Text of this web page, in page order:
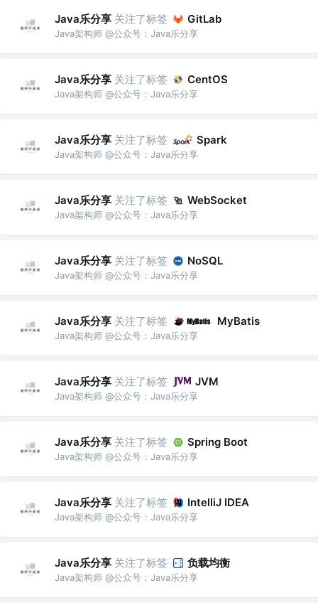
Java乐分享 关注了标签 GitLab
Java架构师 @公众号：Java乐分享
Java乐分享 关注了标签 CentOS
Java架构师 @公众号：Java乐分享
Java乐分享 关注了标签 Spark
Java架构师 @公众号：Java乐分享
Java乐分享 关注了标签 WebSocket
Java架构师 @公众号：Java乐分享
Java乐分享 关注了标签 NoSQL
Java架构师 @公众号：Java乐分享
Java乐分享 关注了标签 MyBatis
Java架构师 @公众号：Java乐分享
Java乐分享 关注了标签 JVM
Java架构师 @公众号：Java乐分享
Java乐分享 关注了标签 Spring Boot
Java架构师 @公众号：Java乐分享
Java乐分享 关注了标签 IntelliJ IDEA
Java架构师 @公众号：Java乐分享
Java乐分享 关注了标签 负载均衡
Java架构师 @公众号：Java乐分享